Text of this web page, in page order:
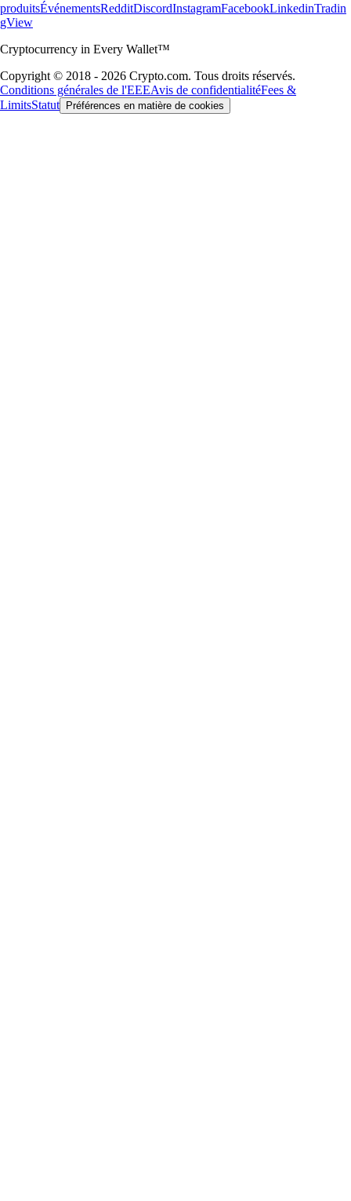
produitsÉvénementsRedditDiscordInstagramFacebookLinkedinTradin
gView
Cryptocurrency in Every Wallet™
Copyright © 2018 - 2026 Crypto.com. Tous droits réservés.
Conditions générales de l'EEEAvis de confidentialitéFees &
LimitsStatut Préférences en matière de cookies